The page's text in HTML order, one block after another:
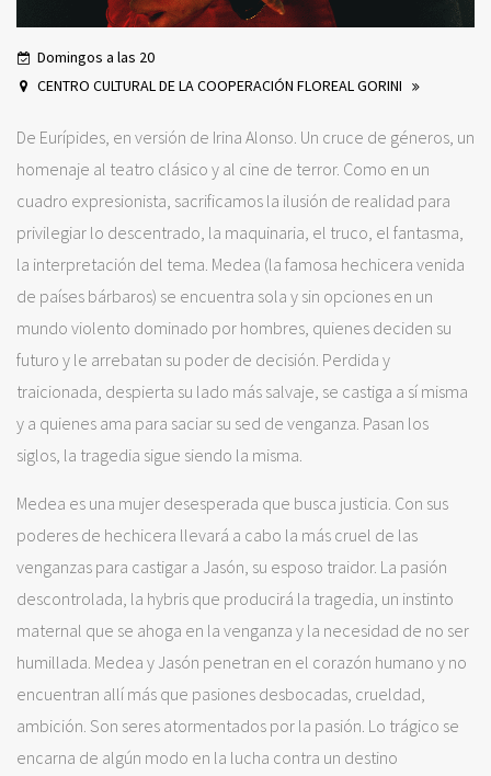
Domingos a las 20
CENTRO CULTURAL DE LA COOPERACIÓN FLOREAL GORINI
De Eurípides, en versión de Irina Alonso. Un cruce de géneros, un
homenaje al teatro clásico y al cine de terror. Como en un
cuadro expresionista, sacrificamos la ilusión de realidad para
privilegiar lo descentrado, la maquinaria, el truco, el fantasma,
la interpretación del tema. Medea (la famosa hechicera venida
de países bárbaros) se encuentra sola y sin opciones en un
mundo violento dominado por hombres, quienes deciden su
futuro y le arrebatan su poder de decisión. Perdida y
traicionada, despierta su lado más salvaje, se castiga a sí misma
y a quienes ama para saciar su sed de venganza. Pasan los
siglos, la tragedia sigue siendo la misma.
Medea es una mujer desesperada que busca justicia. Con sus
poderes de hechicera llevará a cabo la más cruel de las
venganzas para castigar a Jasón, su esposo traidor. La pasión
descontrolada, la hybris que producirá la tragedia, un instinto
maternal que se ahoga en la venganza y la necesidad de no ser
humillada. Medea y Jasón penetran en el corazón humano y no
encuentran allí más que pasiones desbocadas, crueldad,
ambición. Son seres atormentados por la pasión. Lo trágico se
encarna de algún modo en la lucha contra un destino